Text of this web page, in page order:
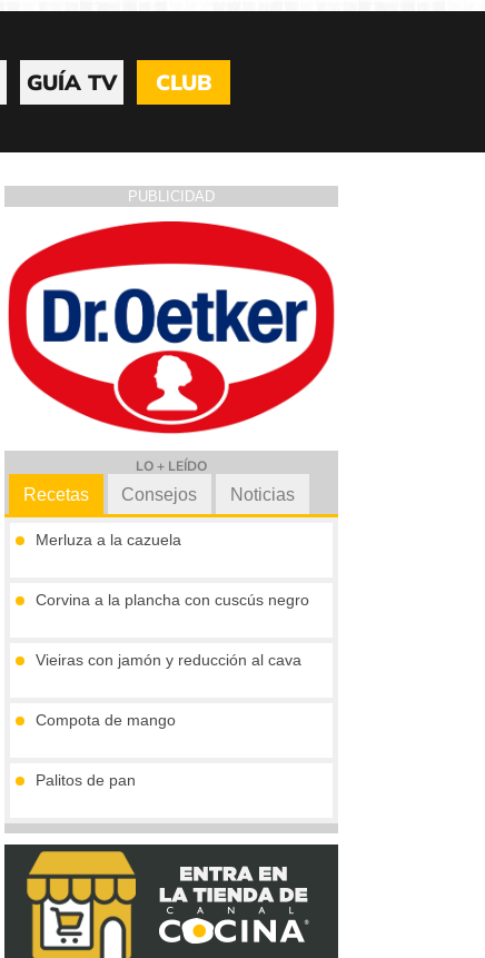
GUÍA TV CLUB
PUBLICIDAD
LO + LEÍDO
Recetas
Merluza a la cazuela
Corvina a la plancha con cuscús negro
Vieiras con jamón y reducción al cava
Compota de mango
Palitos de pan
Tronco de chocolate y turrón (sin gluten)
Consejos Noticias